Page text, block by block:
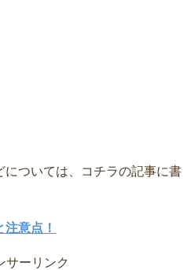
ついては、コチラの記事に書
意点！
サーリンク